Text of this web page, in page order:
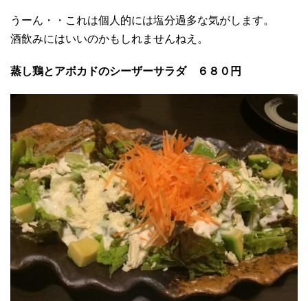
うーん・・これは個人的には塩分過多な気がします。
酒飲みにはいいのかもしれませんねえ。
蒸し鶏とアボカドのシーザーサラダ ６８０円